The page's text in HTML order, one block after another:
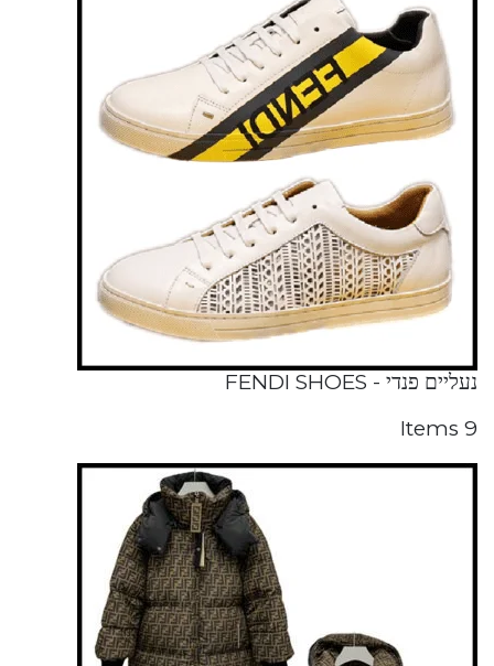
נעליים פנדי - FENDI SHOES
9 Items